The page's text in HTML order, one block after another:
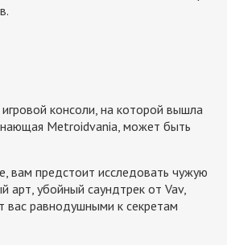
консоли, на которой вышла
Metroidvania, может быть
вам предстоит исследовать чужую
арт, убойный саундтрек от Vav,
вас равнодушными к секретам